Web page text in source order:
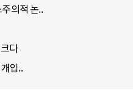
의적 논..
다
입..